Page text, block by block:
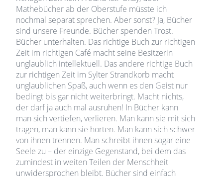
Mathebücher ab der Oberstufe müsste ich
nochmal separat sprechen. Aber sonst? Ja, Bücher
sind unsere Freunde. Bücher spenden Trost.
Bücher unterhalten. Das richtige Buch zur richtigen
Zeit im richtigen Café macht seine Besitzerin
unglaublich intellektuell. Das andere richtige Buch
zur richtigen Zeit im Sylter Strandkorb macht
unglaublichen Spaß, auch wenn es den Geist nur
bedingt bis gar nicht weiterbringt. Macht nichts,
der darf ja auch mal ausruhen! In Bücher kann
man sich vertiefen, verlieren. Man kann sie mit sich
tragen, man kann sie horten. Man kann sich schwer
von ihnen trennen. Man schreibt ihnen sogar eine
Seele zu – der einzige Gegenstand, bei dem das
zumindest in weiten Teilen der Menschheit
unwidersprochen bleibt. Bücher sind einfach